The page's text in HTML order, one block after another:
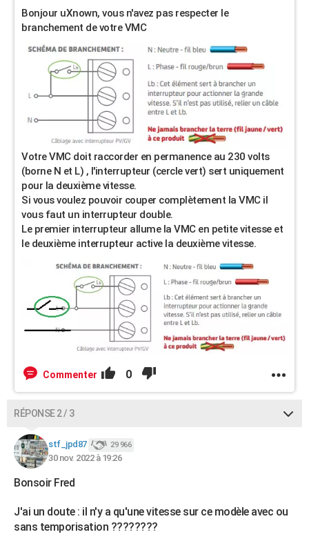
Bonjour uXnown, vous n'avez pas respecter le
branchement de votre VMC
Votre VMC doit raccorder en permanence au 230 volts
(borne N et L) , l'interrupteur (cercle vert) sert uniquement
pour la deuxième vitesse.
Si vous voulez pouvoir couper complètement la VMC il
vous faut un interrupteur double.
Le premier interrupteur allume la VMC en petite vitesse et
le deuxième interrupteur active la deuxième vitesse.
Commenter 0
RÉPONSE 2 / 3
stf_jpd87 29 966
30 nov. 2022 à 19:26
Bonsoir Fred
J'ai un doute : il n'y a qu'une vitesse sur ce modèle avec ou
sans temporisation ????????